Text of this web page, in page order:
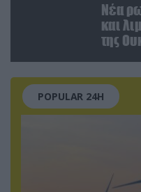
Νέα
και
της
POPULAR 24H